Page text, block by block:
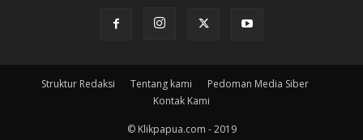
Struktur Redaksi Tentang kami
Pedoman Media Siber
Kontak Kami
© Klikpapua.com - 2019